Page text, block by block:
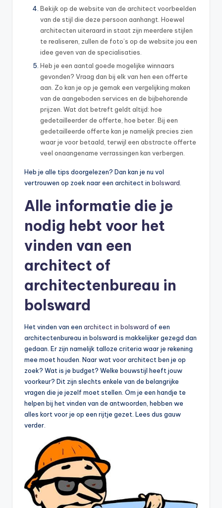
Bekijk op de website van de architect voorbeelden
van de stijl die deze persoon aanhangt. Hoewel
architecten uiteraard in staat zijn meerdere stijlen
te realiseren, zullen de foto’s op de website jou een
idee geven van de specialisaties.
Heb je een aantal goede mogelijke winnaars
gevonden? Vraag dan bij elk van hen een offerte
aan. Zo kan je op je gemak een vergelijking maken
van de aangeboden services en de bijbehorende
prijzen. Wat dat betreft geldt altijd: hoe
gedetailleerder de offerte, hoe beter. Bij een
gedetailleerde offerte kan je namelijk precies zien
waar je voor betaald, terwijl een abstracte offerte
veel onaangename verrassingen kan verbergen.
Heb je alle tips doorgelezen? Dan kan je nu vol
vertrouwen op zoek naar een architect in bolsward
Alle informatie die je
nodig hebt voor het
vinden van een
architect of
architectenbureau in
bolsward
Het vinden van een architect in bolsward of een
architectenbureau in bolsward is makkelijker gezegd dan
gedaan. Er zijn namelijk talloze criteria waar je rekening
mee moet houden. Naar wat voor architect ben je op
zoek? Wat is je budget? Welke bouwstijl heeft jouw
voorkeur? Dit zijn slechts enkele van de belangrijke
vragen die je jezelf moet stellen. Om je een handje te
helpen bij het vinden van de antwoorden, hebben we
alles kort voor je op een rijtje gezet. Lees dus gauw
verder.